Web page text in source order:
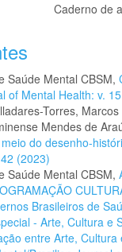
Caderno de
Saúde Mental CBSM,
of Mental Health: v.
Torres,
Mendes de
do desenho-
(2023)
Saúde Mental CBSM,
Brasileiros de
- Arte, Cultura e
entre Arte,